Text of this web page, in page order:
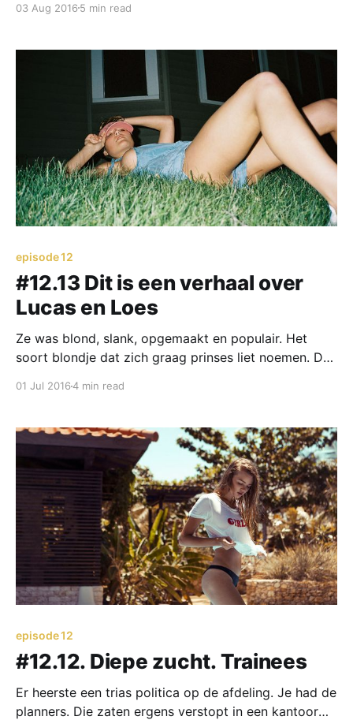
er speelde? Van teamleiders moesten we het ook niet
doen achter de telefoon. ‘Dat hoeven wij
03 Aug 2016 5 min read
episode 12
#12.13 Dit is een verhaal over
Lucas en Loes
Ze was blond, slank, opgemaakt en populair. Het
soort blondje dat zich graag prinses liet noemen. Dat
besprak. Zo’n meid dat gewoon
01 Jul 20164 min read
episode 12
#12.12. Diepe zucht. Trainees
Er heerste een trias politica op de afdeling. Je had de
planners. Die zaten ergens verstopt in een kantoor